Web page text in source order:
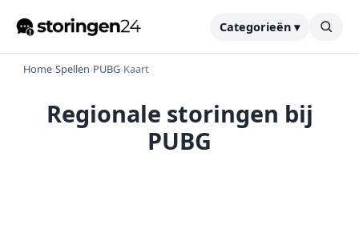
Categorieën ▾
Home›Spellen›PUBG›Kaart
Regionale storingen bij
PUBG